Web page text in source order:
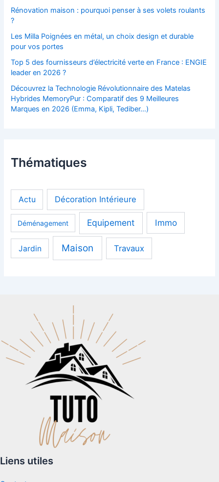
Rénovation maison : pourquoi penser à ses volets roulants
?
Les Milla Poignées en métal, un choix design et durable
pour vos portes
Top 5 des fournisseurs d’électricité verte en France : ENGIE
leader en 2026 ?
Découvrez la Technologie Révolutionnaire des Matelas
Hybrides MemoryPur : Comparatif des 9 Meilleures
Marques en 2026 (Emma, Kipli, Tediber…)
Thématiques
Actu Décoration Intérieure
Déménagement Equipement Immo
Jardin Maison Travaux
Liens utiles